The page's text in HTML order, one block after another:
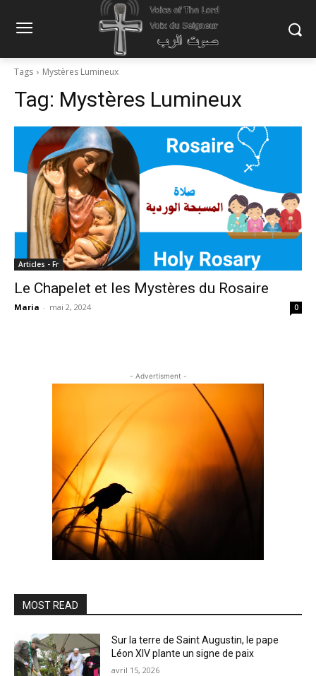
Tags Mystères Lumineux
Tag: Mystères Lumineux
Articles - Fr
Le Chapelet et les Mystères du Rosaire
Maria - mai 2, 2024 0
- Advertisment -
MOST READ
Sur la terre de Saint Augustin, le pape
Léon XIV plante un signe de paix
avril 15, 2026